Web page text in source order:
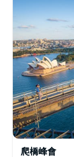
爬橋峰會